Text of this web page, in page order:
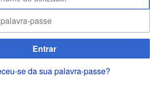
Entrar
se da sua palavra-passe?